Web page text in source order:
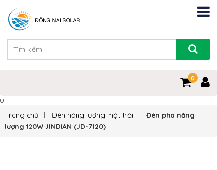
0
0
Trang chủ Đèn năng lượng mặt trời
Đèn pha năng
lượng 120W JINDIAN (JD-7120)